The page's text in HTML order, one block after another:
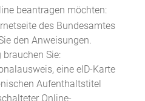
beantragen möchten:
des Bundesamtes
den Anweisungen.
brauchen Sie:
eine eID-Karte
Aufenthaltstitel
Online-